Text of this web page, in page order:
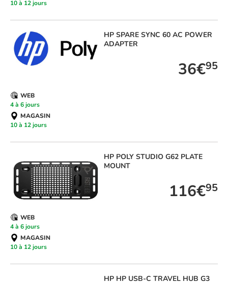
10 à 12 jours
HP SPARE SYNC 60 AC POWER
ADAPTER
36€95
WEB
4 à 6 jours
MAGASIN
10 à 12 jours
HP POLY STUDIO G62 PLATE
MOUNT
116€95
WEB
4 à 6 jours
MAGASIN
10 à 12 jours
HP HP USB-C TRAVEL HUB G3